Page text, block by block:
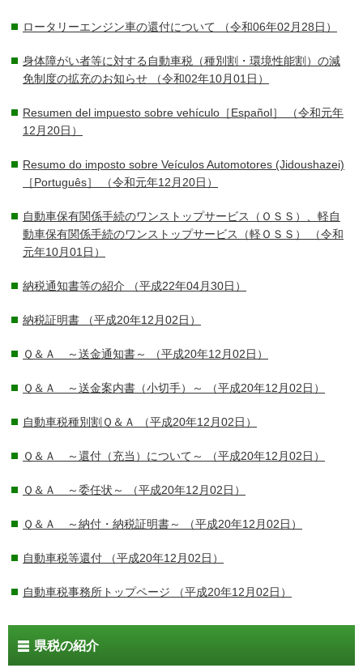
ロータリーエンジン車の還付について （令和06年02月28日）
身体障がい者等に対する自動車税（種別割・環境性能割）の減
免制度の拡充のお知らせ （令和02年10月01日）
Resumen del impuesto sobre vehículo［Español］
（令和元年
12月20日）
Resumo do imposto sobre Veículos Automotores (Jidoushazei)
［Português］
（令和元年12月20日）
自動車保有関係手続のワンストップサービス（ＯＳＳ）、軽自
動車保有関係手続のワンストップサービス（軽ＯＳＳ）
（令和
元年10月01日）
納税通知書等の紹介 （平成22年04月30日）
納税証明書 （平成20年12月02日）
Ｑ＆Ａ ～送金通知書～ （平成20年12月02日）
Ｑ＆Ａ ～送金案内書（小切手）～ （平成20年12月02日）
自動車税種別割Ｑ＆Ａ （平成20年12月02日）
Ｑ＆Ａ ～還付（充当）について～ （平成20年12月02日）
Ｑ＆Ａ ～委任状～ （平成20年12月02日）
Ｑ＆Ａ ～納付・納税証明書～ （平成20年12月02日）
自動車税等還付 （平成20年12月02日）
自動車税事務所トップページ （平成20年12月02日）
県税の紹介